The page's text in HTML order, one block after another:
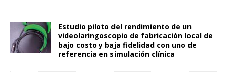
Estudio piloto del rendimiento de un
videolaringoscopio de fabricación local de
bajo costo y baja fidelidad con uno de
referencia en simulación clínica